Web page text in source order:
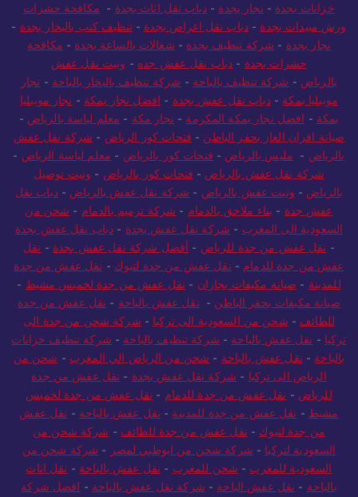
خزانات بجدة - نجار بجدة - دباب نقل اثاث بجدة - مكافحة حشرات
ورش مبيدات بجدة -دباب نقل اغراض بجدة -تنظيف كنب بالبخار بجدة -
نجار بجدة - شركة تنظيف بجدة - شغالات بالساعة بجدة - مكافحة
حشرات بجدة - دباب نقل عفش جده - ونيت نقل عفش
بالرياض - شركة تنظيف بالباحة - شركة تنظيف بالبخار بالباحة - نجار
موبيليا بمكة -دباب نقل عفش بجدة - افضل نجار بمكة - نجار موبيليا
بمكة - افضل نجار بمكة المكرمة - نجار مكة - معلم لياسة بالرياض -
صيانة افران الغاز بحفر الباطن - فتحات كور الرياض - شركة نقل عفش
بالرياض - مليس بالرياض - فتحات كور بالرياض - معلم لياسة الرياض -
شركة نقل عفش بالرياض - فتحات كور بالرياض - ونيت توصيل
بالرياض - ونيت عفش بالرياض - شركة نقل عفش بالرياض -دباب نقل
عفش جدة - بناء ملاحق بالدمام - شركة ترميم بالدمام - شحن من
السعودية الى المغرب - شركة نقل عفش بجدة - دباب نقل عفش بجدة
- نقل عفش من جدة للرياض - أفضل شركة نقل عفش بجدة - نقل
عفش من جدة للدمام - نقل عفش من جدة لتبوك - نقل عفش من جدة
للمدينة - صيانة مكيفات بجازان - نقل عفش من جدة لخميس مشيط -
صيانة مكيفات بحفر الباطن - نقل عفش بالباحة - نقل عفش من جدة
للطائف - شحن من السعودية الى تركيا - شركة شحن من جدة الى
تركيا - نقل عفش بالباحة - شركة تنظيف بالباحة - شركة تنظيف خزانات
بالباحة - نقل عفش بالباحة - شحن من الرياض الي المغرب - شحن من
الرياض الى تركيا - شركة نقل عفش بجدة - نقل عفش من جدة
للرياض - نقل عفش من جدة للدمام - نقل عفش من جدة لخميس
مشيط - نقل عفش من جدة للمدينة - نقل عفش بالباحة - نقل عفش
من جدة لتبوك - نقل عفش من جدة للطائف - شركة شحن من
السعودية لتركيا - شركة شحن من ابوظبي لمصر - شركة شحن من
السعودية للمغرب - شحن للمغرب - نقل عفش بالباحة - نقل اثاث
بالباحة - نقل عفش الباحة - شركة نقل عفش بالباحة - افضل شركة